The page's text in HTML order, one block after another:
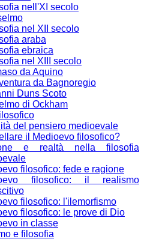
nell'XI secolo
nel XII secolo
araba
ebraica
nel XIII secolo
da Aquino
da Bagnoregio
Duns Scoto
di Ockham
del pensiero medioevale
il Medioevo filosofico?
e realtà nella filosofia
filosofico: fede e ragione
filosofico: il realismo
filosofico: l'ilemorfismo
filosofico: le prove di Dio
in classe
e filosofia